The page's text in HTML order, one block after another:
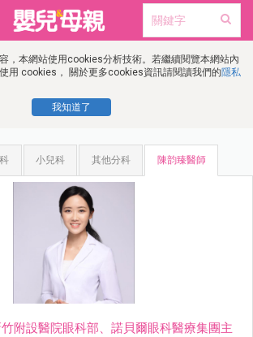
，本網站使用cookies分析技術。若繼續閱覽本網站內
用 cookies， 關於更多cookies資訊請閱讀我們的隱私
我知道了
小兒科 其他分科 陳韵臻醫師
附設醫院眼科部、諾⾙爾眼科醫療集團主